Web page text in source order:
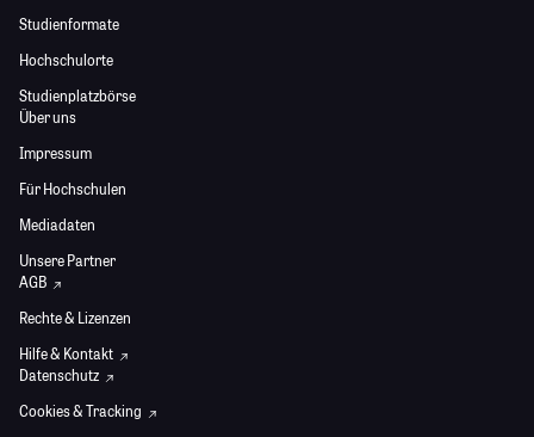
Studienformate
Hochschulorte
Studienplatzbörse
Über uns
Impressum
Für Hochschulen
Mediadaten
Unsere Partner
AGB
Rechte & Lizenzen
Hilfe & Kontakt
Datenschutz
Cookies & Tracking